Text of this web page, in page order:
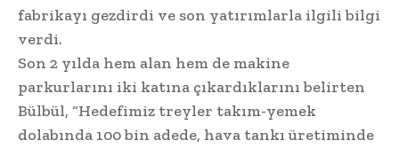
fabrikayı gezdirdi ve son yatırımlarla ilgili bilgi
verdi.
Son 2 yılda hem alan hem de makine
parkurlarını iki katına çıkardıklarını belirten
Bülbül, “Hedefimiz treyler takım-yemek
dolabında 100 bin adede, hava tankı üretiminde